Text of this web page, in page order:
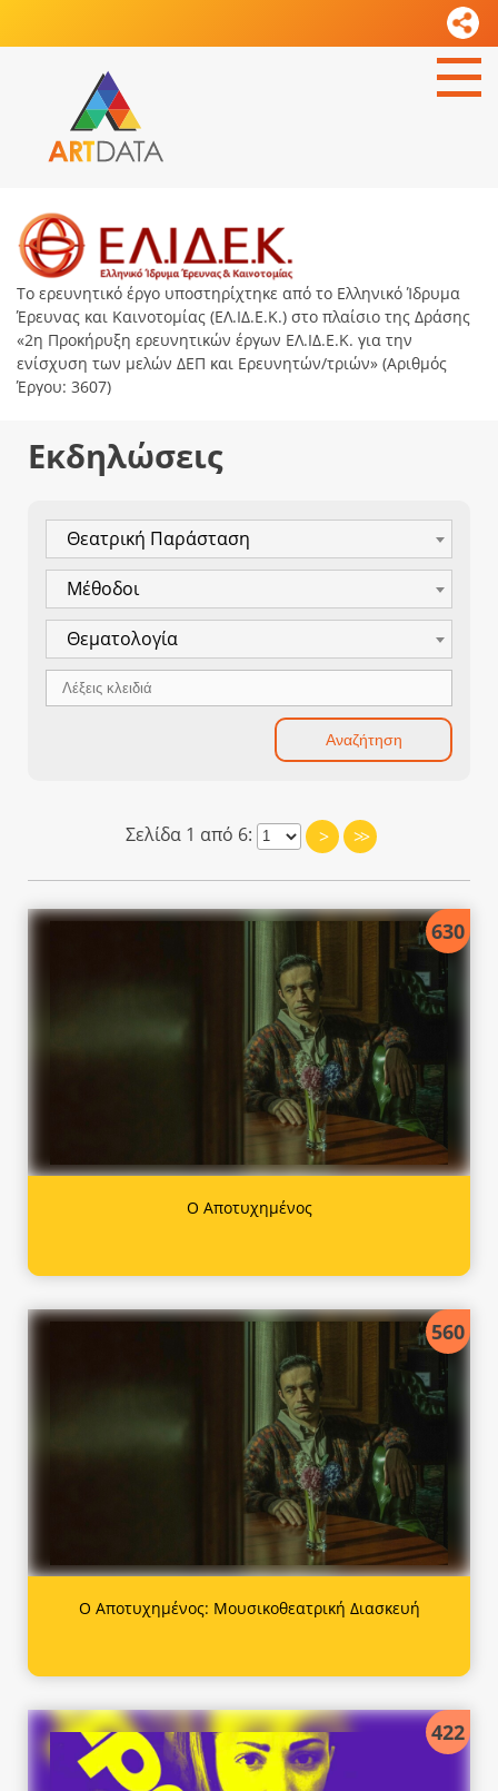
Το ερευνητικό έργο υποστηρίχτηκε από το Ελληνικό Ίδρυμα
Έρευνας και Καινοτομίας (ΕΛ.ΙΔ.Ε.Κ.) στο πλαίσιο της Δράσης
«2η Προκήρυξη ερευνητικών έργων ΕΛ.ΙΔ.Ε.Κ. για την
ενίσχυση των μελών ΔΕΠ και Ερευνητών/τριών» (Αριθμός
Έργου: 3607)
Εκδηλώσεις
Θεατρική Παράσταση
Μέθοδοι
Θεματολογία
Σελίδα 1 από 6: > >>
630
Ο Αποτυχημένος
560
Ο Αποτυχημένος: Μουσικοθεατρική Διασκευή
422